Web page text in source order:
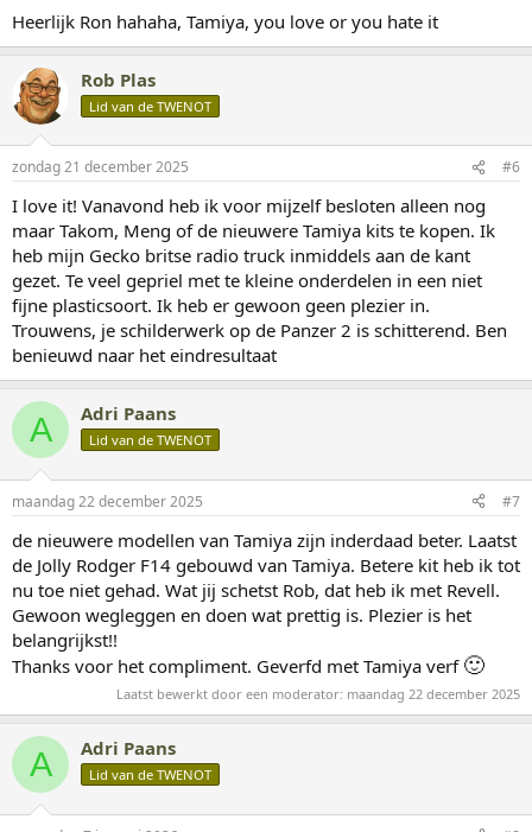
e
n
Heerlijk Ron hahaha, Tamiya, you love or you hate it
Rob Plas
Lid van de TWENOT
zondag 21 december 2025 #6
I love it! Vanavond heb ik voor mijzelf besloten alleen nog
maar Takom, Meng of de nieuwere Tamiya kits te kopen. Ik
heb mijn Gecko britse radio truck inmiddels aan de kant
gezet. Te veel gepriel met te kleine onderdelen in een niet
fijne plasticsoort. Ik heb er gewoon geen plezier in.
Trouwens, je schilderwerk op de Panzer 2 is schitterend. Ben
benieuwd naar het eindresultaat
A Adri Paans
Lid van de TWENOT
maandag 22 december 2025 #7
de nieuwere modellen van Tamiya zijn inderdaad beter. Laatst
de Jolly Rodger F14 gebouwd van Tamiya. Betere kit heb ik tot
nu toe niet gehad. Wat jij schetst Rob, dat heb ik met Revell.
Gewoon wegleggen en doen wat prettig is. Plezier is het
belangrijkst!!
Thanks voor het compliment. Geverfd met Tamiya verf 🙂
Laatst bewerkt door een moderator: maandag 22 december 2025
A Adri Paans
Lid van de TWENOT